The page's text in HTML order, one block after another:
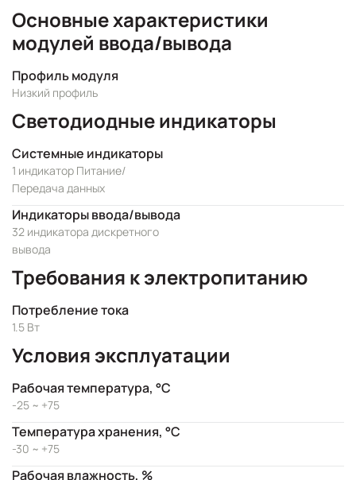
Основные характеристики
модулей ввода/вывода
Профиль модуля
Низкий профиль
Светодиодные индикаторы
Системные индикаторы
1 индикатор Питание/
Передача данных
Индикаторы ввода/вывода
32 индикатора дискретного
вывода
Требования к электропитанию
Потребление тока
1.5 Вт
Условия эксплуатации
Рабочая температура, °C
-25 ~ +75
Температура хранения, °C
-30 ~ +75
Рабочая влажность, %